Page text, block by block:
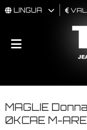
UOMO
BRAND
LINGUA
MAGLIE
0KCAE M-